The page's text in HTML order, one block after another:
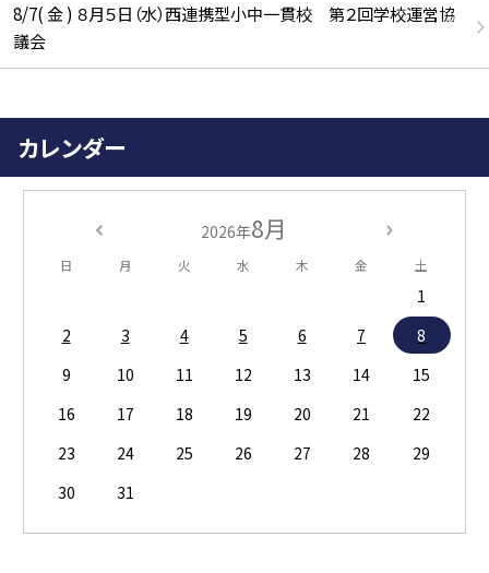
8/7( 金 ) ８月５日（水）西連携型小中一貫校 第２回学校運営協
議会
カレンダー
2026年8月
日 月 火 水 木 金 土
1
2
3 4 5 6 7
8
9
10 11 12 13 14
15
16
17 18 19 20 21
22
23
24 25 26 27 28
29
30
31